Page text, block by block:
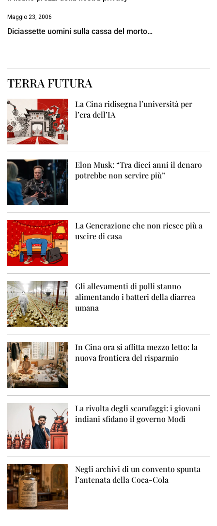
Maggio 23, 2006
Diciassette uomini sulla cassa del morto…
TERRA FUTURA
La Cina ridisegna l’università per
l’era dell’IA
Elon Musk: “Tra dieci anni il denaro
potrebbe non servire più”
La Generazione che non riesce più a
uscire di casa
Gli allevamenti di polli stanno
alimentando i batteri della diarrea
umana
In Cina ora si affitta mezzo letto: la
nuova frontiera del risparmio
La rivolta degli scarafaggi: i giovani
indiani sfidano il governo Modi
Negli archivi di un convento spunta
l’antenata della Coca-Cola